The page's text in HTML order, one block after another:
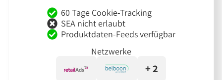
60 Tage Cookie-Tracking
SEA nicht erlaubt
Produktdaten-Feeds verfügbar
Netzwerke
+ 2